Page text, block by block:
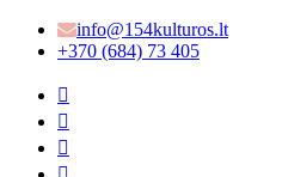
info@154kulturos.lt
+370 (684) 73 405